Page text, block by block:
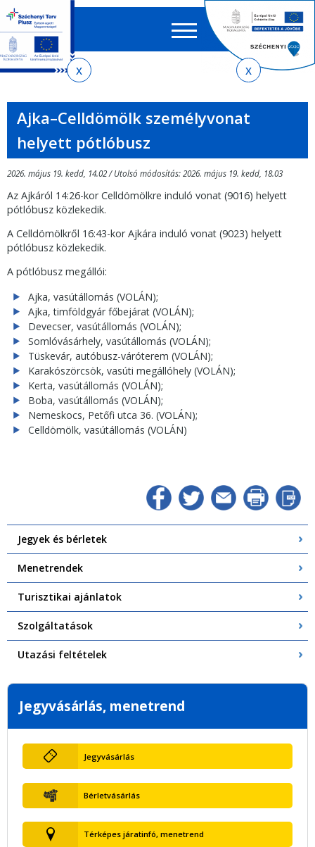
menetrendkeresőhöz
almenühöz
tartalomra
oldaltérképre
EN HU
űrlap
Ajka–Celldömölk személyvonat
helyett pótlóbusz
2026. május 19. kedd, 14.02 / Utolsó módosítás: 2026. május 19. kedd, 18.03
Az Ajkáról 14:26-kor Celldömölkre induló vonat (9016) helyett
pótlóbusz közlekedik.
A Celldömölkről 16:43-kor Ajkára induló vonat (9023) helyett
pótlóbusz közlekedik.
A pótlóbusz megállói:
Ajka, vasútállomás (VOLÁN);
Ajka, timföldgyár főbejárat (VOLÁN);
Devecser, vasútállomás (VOLÁN);
Somlóvásárhely, vasútállomás (VOLÁN);
Tüskevár, autóbusz-váróterem (VOLÁN);
Karakószörcsök, vasúti megállóhely (VOLÁN);
Kerta, vasútállomás (VOLÁN);
Boba, vasútállomás (VOLÁN);
Nemeskocs, Petőfi utca 36. (VOLÁN);
Celldömölk, vasútállomás (VOLÁN)
Jegyek és bérletek
Menetrendek
Turisztikai ajánlatok
Szolgáltatások
Utazási feltételek
Jegyvásárlás, menetrend
Jegyvásárlás
Bérletvásárlás
Térképes járatinfó, menetrend